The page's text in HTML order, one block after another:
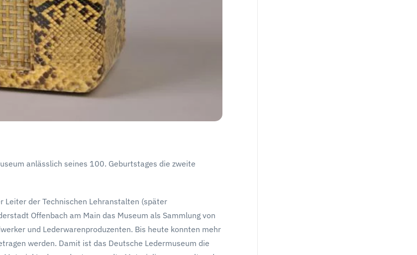
anlässlich seines 100. Geburtstages die zweite
der Technischen Lehranstalten (später
Offenbach am Main das Museum als Sammlung von
und Lederwarenproduzenten. Bis heute konnten mehr
werden. Damit ist das Deutsche Ledermuseum die